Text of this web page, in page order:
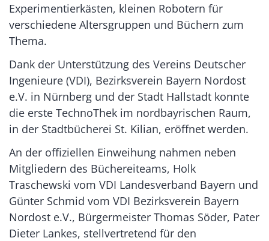
Experimentierkästen, kleinen Robotern für
verschiedene Altersgruppen und Büchern zum
Thema.
Dank der Unterstützung des Vereins Deutscher
Ingenieure (VDI), Bezirksverein Bayern Nordost
e.V. in Nürnberg und der Stadt Hallstadt konnte
die erste TechnoThek im nordbayrischen Raum,
in der Stadtbücherei St. Kilian, eröffnet werden.
An der offiziellen Einweihung nahmen neben
Mitgliedern des Büchereiteams, Holk
Traschewski vom VDI Landesverband Bayern und
Günter Schmid vom VDI Bezirksverein Bayern
Nordost e.V., Bürgermeister Thomas Söder, Pater
Dieter Lankes, stellvertretend für den